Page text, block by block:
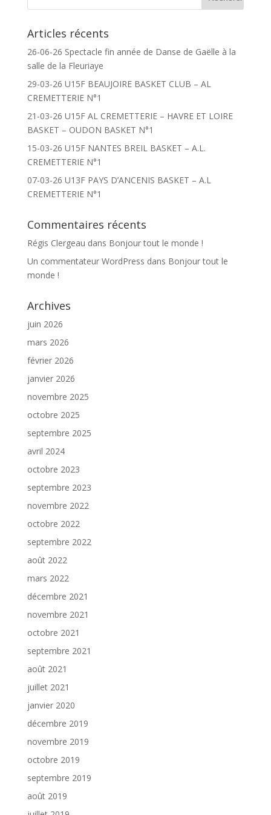
Articles récents
26-06-26 Spectacle fin année de Danse de Gaëlle à la
salle de la Fleuriaye
29-03-26 U15F BEAUJOIRE BASKET CLUB – AL
CREMETTERIE N°1
21-03-26 U15F AL CREMETTERIE – HAVRE ET LOIRE
BASKET – OUDON BASKET N°1
15-03-26 U15F NANTES BREIL BASKET – A.L.
CREMETTERIE N°1
07-03-26 U13F PAYS D’ANCENIS BASKET – A.L
CREMETTERIE N°1
Commentaires récents
Régis Clergeau dans Bonjour tout le monde !
Un commentateur WordPress dans Bonjour tout le
monde !
Archives
juin 2026
mars 2026
février 2026
janvier 2026
novembre 2025
octobre 2025
septembre 2025
avril 2024
octobre 2023
septembre 2023
novembre 2022
octobre 2022
septembre 2022
août 2022
mars 2022
décembre 2021
novembre 2021
octobre 2021
septembre 2021
août 2021
juillet 2021
janvier 2020
décembre 2019
novembre 2019
octobre 2019
septembre 2019
août 2019